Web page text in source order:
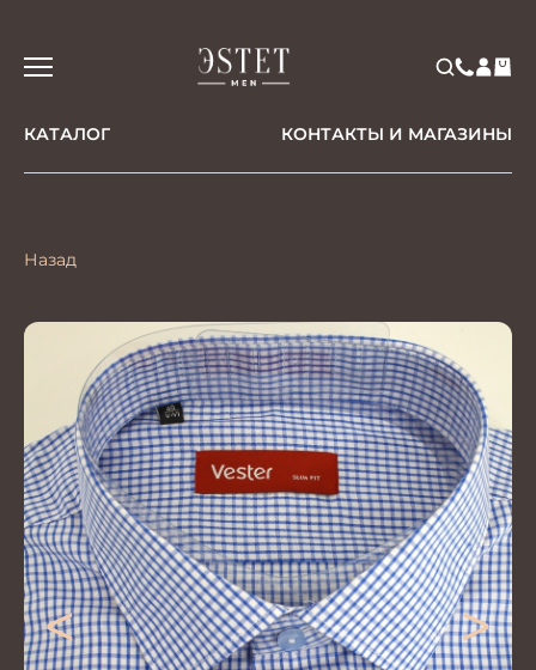
КАТАЛОГ КОНТАКТЫ И МАГАЗИНЫ
Назад
< >